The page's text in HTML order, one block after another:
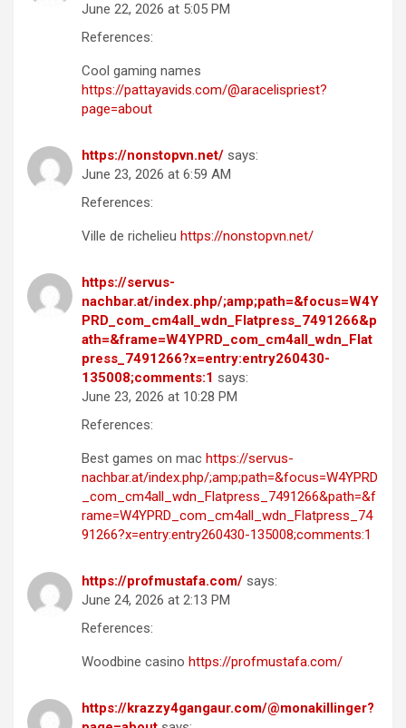
June 22, 2026 at 5:05 PM
References:
Cool gaming names
https://pattayavids.com/@aracelispriest?
page=about
https://nonstopvn.net/ says:
June 23, 2026 at 6:59 AM
References:
Ville de richelieu https://nonstopvn.net/
https://servus-
nachbar.at/index.php/;amp;path=&focus=W4Y
PRD_com_cm4all_wdn_Flatpress_7491266&p
ath=&frame=W4YPRD_com_cm4all_wdn_Flat
press_7491266?x=entry:entry260430-
135008;comments:1 says:
June 23, 2026 at 10:28 PM
References:
Best games on mac https://servus-
nachbar.at/index.php/;amp;path=&focus=W4YPRD
_com_cm4all_wdn_Flatpress_7491266&path=&f
rame=W4YPRD_com_cm4all_wdn_Flatpress_74
91266?x=entry:entry260430-135008;comments:1
https://profmustafa.com/ says:
June 24, 2026 at 2:13 PM
References:
Woodbine casino https://profmustafa.com/
https://krazzy4gangaur.com/@monakillinger?